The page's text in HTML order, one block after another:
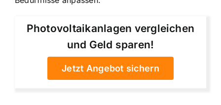
Photovoltaikanlagen vergleichen
und Geld sparen!
Jetzt Angebot sichern